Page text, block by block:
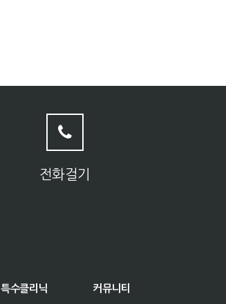
전화걸기
특수클리닉 커뮤니티